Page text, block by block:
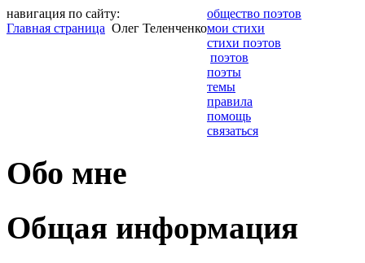
навигация по сайту:
Главная страница Олег Теленченко
общество поэтов
мои стихи
стихи поэтов
поэтов
поэты
темы
правила
помощь
связаться
Обо мне
Общая информация